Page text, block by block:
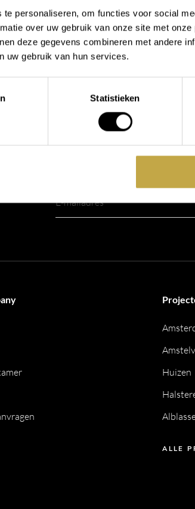
personaliseren, om functies voor social
over uw gebruik van onze site met
deze gegevens combineren met andere
uw gebruik van hun services.
Statistieken
Hakgriend 46
3371 KA Hardinxveld-
Blijf op de hoogte!
Huizen
ALLE